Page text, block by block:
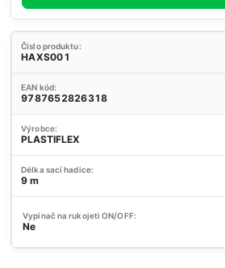
Číslo produktu:
HAXS001
EAN kód:
9787652826318
Výrobce:
PLASTIFLEX
Délka sací hadice:
9 m
Vypínač na rukojeti ON/OFF:
Ne